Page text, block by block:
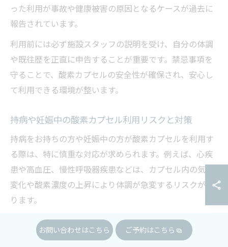
った利用が事故や健康被害の原因となるケースが過去に
報告されています。
利用前には必ず施設スタッフの説明を受け、自分の体調
や既往歴を正直に申告することが重要です。禁忌事項を
守ることで、酸素カプセルの安全性が確保され、安心し
て利用できる環境が整います。
持病や妊娠中の酸素カプセル利用リスクと対策
持病をお持ちの方や妊娠中の方が酸素カプセルを利用す
る際は、特に慎重な対応が求められます。例えば、心疾
患や高血圧、慢性呼吸器疾患などは、カプセル内の気圧
変化や酸素濃度の上昇により体調が急変するリスクがあ
ります。
妊娠中は胎児への影響が明確に解明されていないため、
基本的に利用は避けるべきとされています。実際に、利
お問い合わせはこちら ご予約はこちら